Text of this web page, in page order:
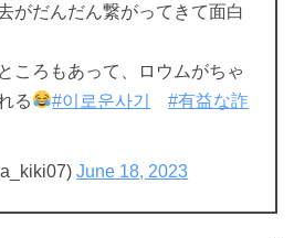
がだんだん繋がってきて面白
ころもあって、ロウムがちゃ
る
#이로운사기
#有益な詐
June 18, 2023